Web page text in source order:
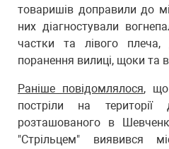
товаришів доправили до
них діагностували
частки та лівого плеча,
поранення вилиці, щоки та
Раніше повідомлялося, що
постріли на території
розташованого в
"Стрільцем" виявився